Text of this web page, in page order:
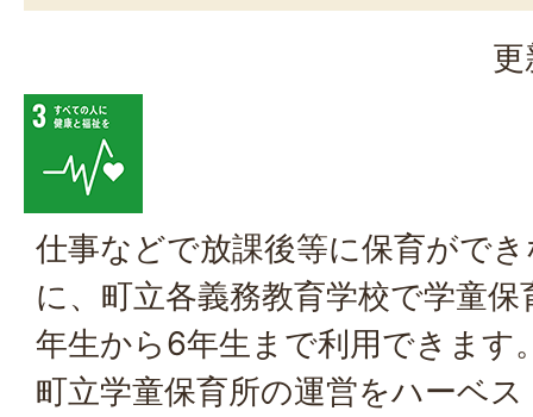
仕事などで放課後等に保育がで
に、町立各義務教育学校で学童
年生から6年生まで利用できます
町立学童保育所の運営をハーベ